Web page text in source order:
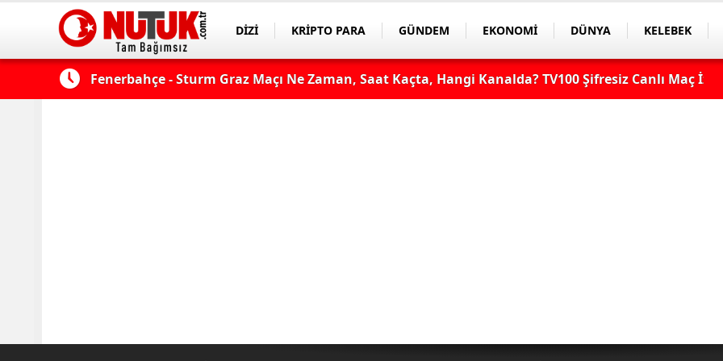
DİZİ KRİPTO PARA GÜNDEM EKONOMİ DÜNYA KELEBEK
şifresiz Fenerbahçe - Sturm Graz Maçı Ne Zaman, Saat Kaçta, Hangi Kanalda? TV100 Şifresiz Canlı Maç İzle